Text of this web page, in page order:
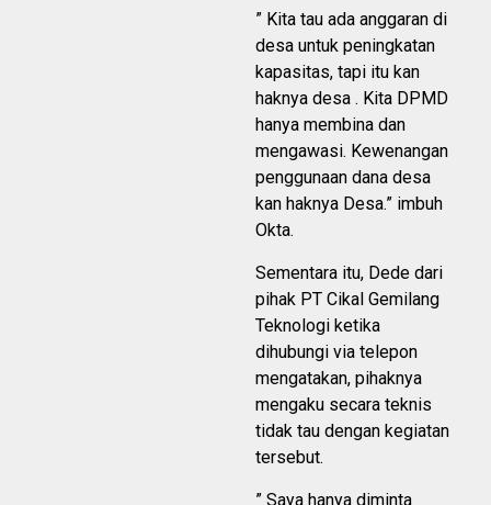
” Kita tau ada anggaran di
desa untuk peningkatan
kapasitas, tapi itu kan
haknya desa . Kita DPMD
hanya membina dan
mengawasi. Kewenangan
penggunaan dana desa
kan haknya Desa.” imbuh
Okta.
Sementara itu, Dede dari
pihak PT Cikal Gemilang
Teknologi ketika
dihubungi via telepon
mengatakan, pihaknya
mengaku secara teknis
tidak tau dengan kegiatan
tersebut.
” Saya hanya diminta